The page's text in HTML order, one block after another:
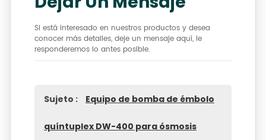
Si está interesado en nuestros productos y desea
conocer más detalles, deje un mensaje aquí, le
responderemos lo antes posible.
Sujeto : Equipo de bomba de émbolo
quíntuplex DW-400 para ósmosis